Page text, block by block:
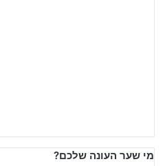
מי שער העונה שלכם?